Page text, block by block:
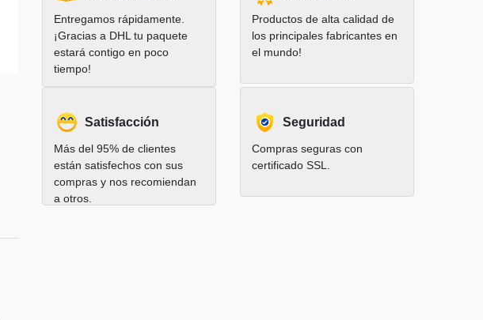
Entregamos rápidamente.
¡Gracias a DHL tu paquete
estará contigo en poco
tiempo!
Productos de alta calidad de
los principales fabricantes en
el mundo!
Satisfacción
Más del 95% de clientes
están satisfechos con sus
compras y nos recomiendan
a otros.
Seguridad
Compras seguras con
certificado SSL.